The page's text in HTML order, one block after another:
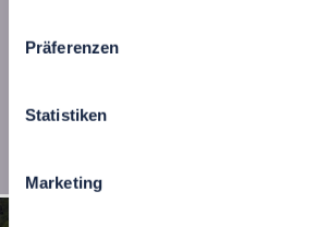
Präferenzen
Statistiken
Marketing